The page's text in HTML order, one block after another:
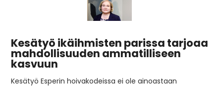
Kesätyö ikäihmisten parissa tarjoaa
mahdollisuuden ammatilliseen
kasvuun
Kesätyö Esperin hoivakodeissa ei ole ainoastaan